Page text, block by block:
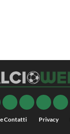
Contatti Privacy